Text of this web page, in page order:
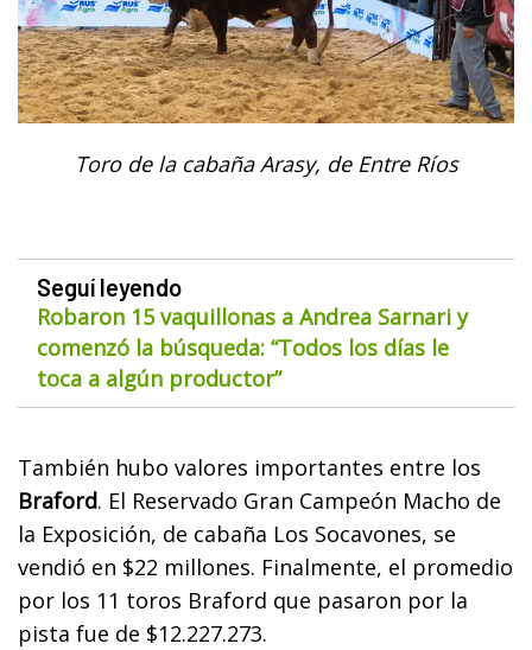
Toro de la cabaña Arasy, de Entre Ríos
Seguí leyendo
Robaron 15 vaquillonas a Andrea Sarnari y
comenzó la búsqueda: “Todos los días le
toca a algún productor”
También hubo valores importantes entre los
Braford. El Reservado Gran Campeón Macho de
la Exposición, de cabaña Los Socavones, se
vendió en $22 millones. Finalmente, el promedio
por los 11 toros Braford que pasaron por la
pista fue de $12.227.273.